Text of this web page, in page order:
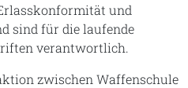
und
sind für die laufende
verantwortlich.
zwischen Waffenschule